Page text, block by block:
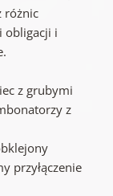
różnic
obligacji i
z grubymi
z
przyłączenie